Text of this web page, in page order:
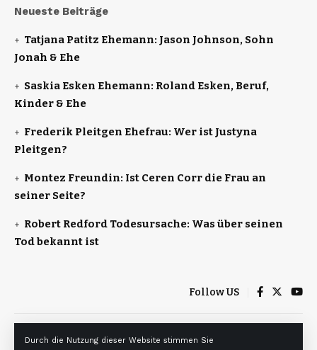
Durch die Nutzung dieser Website stimmen Sie
Neueste Beiträge
Tatjana Patitz Ehemann: Jason Johnson, Sohn
Jonah & Ehe
Saskia Esken Ehemann: Roland Esken, Beruf,
Kinder & Ehe
Frederik Pleitgen Ehefrau: Wer ist Justyna
Pleitgen?
Montez Freundin: Ist Ceren Corr die Frau an
seiner Seite?
Robert Redford Todesursache: Was über seinen
Tod bekannt ist
Follow US